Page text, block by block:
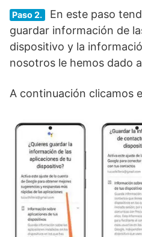
Paso 2.
En este paso
guardar información de
dispositivo y la
nosotros le hemos dado a
A continuación clicamos